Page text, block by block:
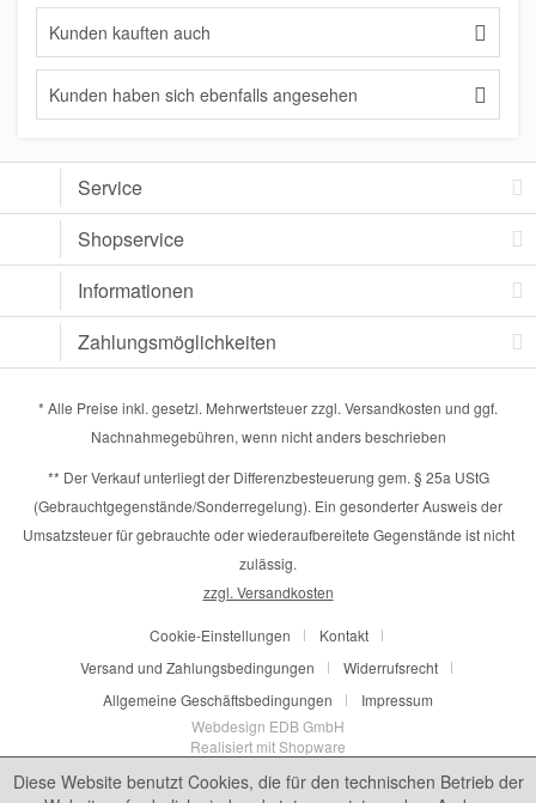
Kunden kauften auch
Kunden haben sich ebenfalls angesehen
Service
Shopservice
Informationen
Zahlungsmöglichkeiten
* Alle Preise inkl. gesetzl. Mehrwertsteuer zzgl. Versandkosten und ggf.
Nachnahmegebühren, wenn nicht anders beschrieben
** Der Verkauf unterliegt der Differenzbesteuerung gem. § 25a UStG
(Gebrauchtgegenstände/Sonderregelung). Ein gesonderter Ausweis der
Umsatzsteuer für gebrauchte oder wiederaufbereitete Gegenstände ist nicht
zulässig.
zzgl. Versandkosten
Cookie-Einstellungen
Kontakt
Versand und Zahlungsbedingungen
Widerrufsrecht
Allgemeine Geschäftsbedingungen
Impressum
Webdesign EDB GmbH
Realisiert mit Shopware
Diese Website benutzt Cookies, die für den technischen Betrieb der